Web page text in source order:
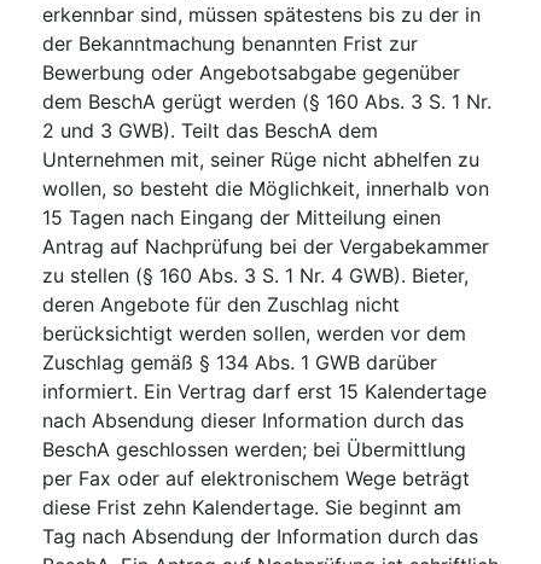
erkennbar sind, müssen spätestens bis zu der in
der Bekanntmachung benannten Frist zur
Bewerbung oder Angebotsabgabe gegenüber
dem BeschA gerügt werden (§ 160 Abs. 3 S. 1 Nr.
2 und 3 GWB). Teilt das BeschA dem
Unternehmen mit, seiner Rüge nicht abhelfen zu
wollen, so besteht die Möglichkeit, innerhalb von
15 Tagen nach Eingang der Mitteilung einen
Antrag auf Nachprüfung bei der Vergabekammer
zu stellen (§ 160 Abs. 3 S. 1 Nr. 4 GWB). Bieter,
deren Angebote für den Zuschlag nicht
berücksichtigt werden sollen, werden vor dem
Zuschlag gemäß § 134 Abs. 1 GWB darüber
informiert. Ein Vertrag darf erst 15 Kalendertage
nach Absendung dieser Information durch das
BeschA geschlossen werden; bei Übermittlung
per Fax oder auf elektronischem Wege beträgt
diese Frist zehn Kalendertage. Sie beginnt am
Tag nach Absendung der Information durch das